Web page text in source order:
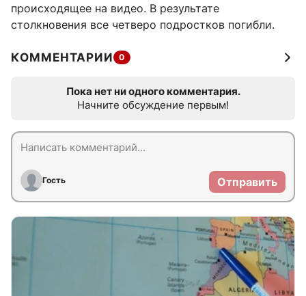
происходящее на видео. В результате
столкновения все четверо подростков погибли.
КОММЕНТАРИИ 0
Пока нет ни одного комментария.
Начните обсуждение первым!
Гость Отправить